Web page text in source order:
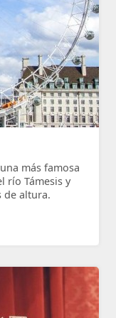
más famosa
río Támesis y
de altura.